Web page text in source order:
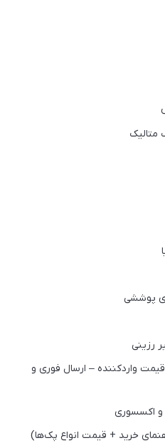
پوششی
رزینی
واردکننده – ارسال فوری و
و اکسسوری
خرید + قیمت انواع پک‌ها)